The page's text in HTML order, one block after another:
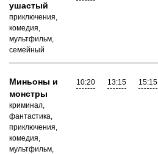
ушастый
приключения,
комедия,
мультфильм,
семейный
Миньоны и
монстры
криминал,
фантастика,
приключения,
комедия,
мультфильм,
10:20 13:15 15:15